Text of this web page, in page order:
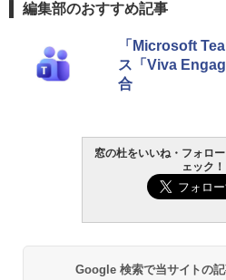
編集部のおすすめ記事
「Microsoft
ス「Viva
合
窓の杜をいいね・フォロ
ェック！
Google 検索で当サイトの